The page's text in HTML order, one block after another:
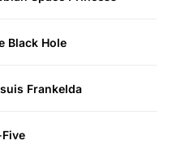
Black Hole
Frankelda